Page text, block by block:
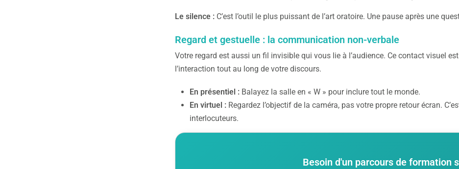
Le silence : C’est l’outil le plus puissant de l’art oratoire. Une pause après une
Regard et gestuelle : la communication non-verbale
Votre regard est aussi un fil invisible qui vous lie à l’audience. Ce contact visuel
l’interaction tout au long de votre discours.
En présentiel : Balayez la salle en « W » pour inclure tout le monde.
En virtuel : Regardez l’objectif de la caméra, pas votre propre retour écran.
interlocuteurs.
Besoin d'un parcours de formation